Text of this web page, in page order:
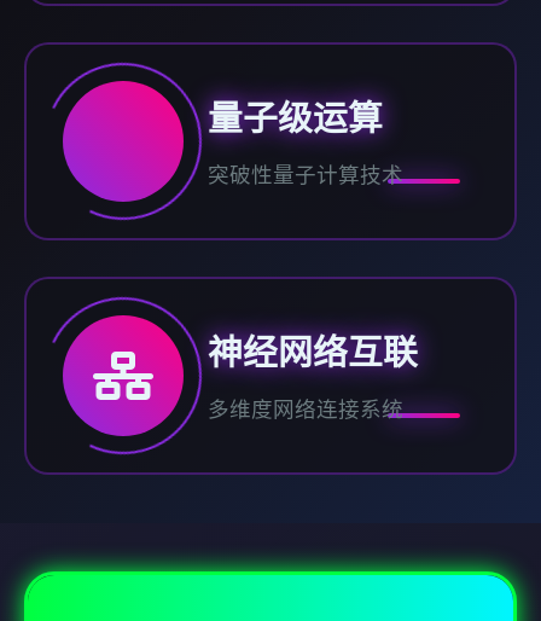
量子级运算
突破性量子计算技术
神经网络互联
多维度网络连接系统